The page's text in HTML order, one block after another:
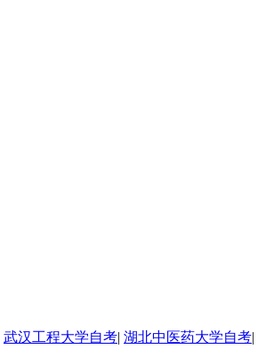
武汉工程大学自考| 湖北中医药大学自考|